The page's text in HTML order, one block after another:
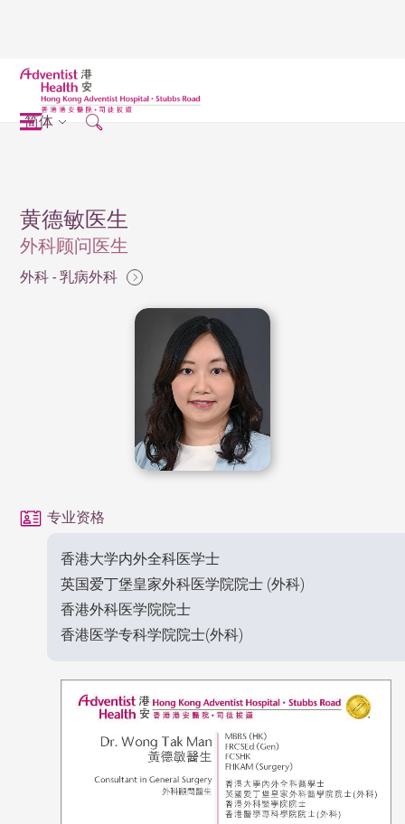
简体
黄德敏医生
外科顾问医生
外科 - 乳病外科
专业资格
香港大学内外全科医学士
英国爱丁堡皇家外科医学院院士 (外科)
香港外科医学院院士
香港医学专科学院院士(外科)